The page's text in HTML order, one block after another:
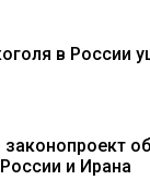
в России
и Ирана